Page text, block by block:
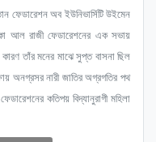
ফেডারেশন অব ইউনিভার্সিটি উইমেন
আল রাজী ফেডারেশনের এক সভায়
তাঁর মনের মাঝে সুপ্ত বাসনা ছিল
অনগ্রসর নারী জাতির অগ্রগতির পথ
কতিপয় বিদ্যানুরাগী মহিলা